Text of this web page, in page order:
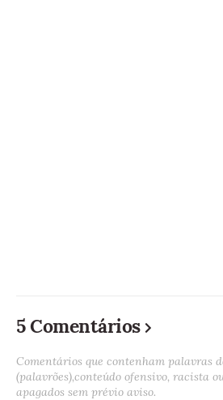
5 Comentários
Comentários que contenham palavras
(palavrões),conteúdo ofensivo, racista
apagados sem prévio aviso.